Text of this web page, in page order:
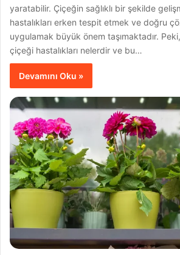
yaratabilir. Çiçeğin sağlıklı bir şekilde
hastalıkları erken tespit etmek ve doğru
uygulamak büyük önem taşımaktadır.
çiçeği hastalıkları nelerdir ve bu…
Devamını Oku »